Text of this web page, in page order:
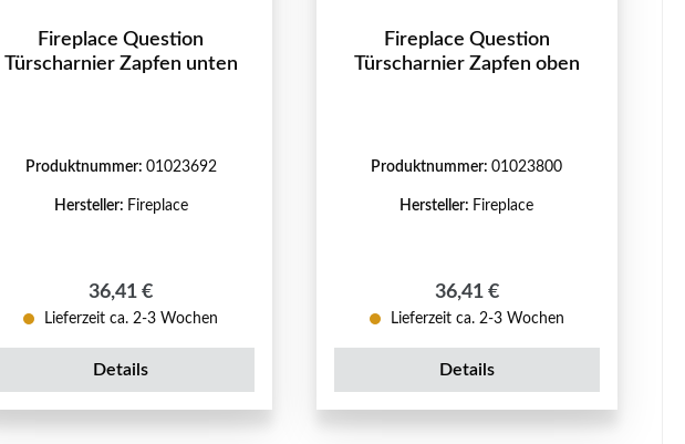
Fireplace Question
Türscharnier Zapfen unten
Produktnummer: 01023692
Hersteller: Fireplace
Regulärer Preis:
36,41 €
Lieferzeit ca. 2-3 Wochen
Details
Fireplace Question
Türscharnier Zapfen oben
Produktnummer:01023800
Hersteller: Fireplace
Regulärer Preis:
36,41 €
Lieferzeit ca. 2-3 Wochen
Details